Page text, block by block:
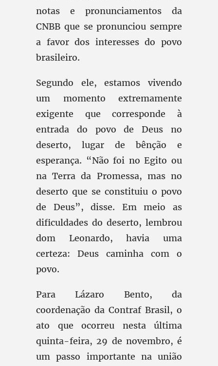
notas e pronunciamentos da
CNBB que se pronunciou sempre
a favor dos interesses do povo
brasileiro.
Segundo ele, estamos vivendo
um momento extremamente
exigente que corresponde à
entrada do povo de Deus no
deserto, lugar de bênção e
esperança. “Não foi no Egito ou
na Terra da Promessa, mas no
deserto que se constituiu o povo
de Deus”, disse. Em meio as
dificuldades do deserto, lembrou
dom Leonardo, havia uma
certeza: Deus caminha com o
povo.
Para Lázaro Bento, da
coordenação da Contraf Brasil, o
ato que ocorreu nesta última
quinta-feira, 29 de novembro, é
um passo importante na união